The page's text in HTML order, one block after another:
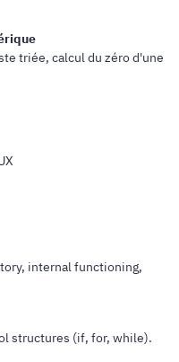
triée, calcul du zéro d'une
internal functioning,
structures (if, for, while).